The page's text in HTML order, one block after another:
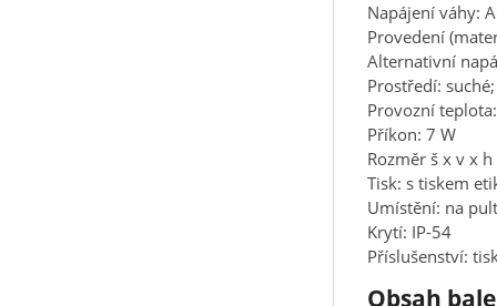
Napájení váhy:
Provedení
Alternativní
Prostředí:
Provozní teplota:
Příkon: 7 W
Rozměr š x v x
Tisk: s tiskem
Umístění: na
Krytí: IP-54
Příslušenství:
Obsah